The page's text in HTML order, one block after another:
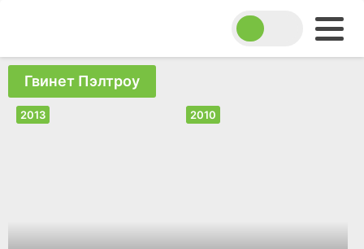
Гвинет Пэлтроу
2013 2010